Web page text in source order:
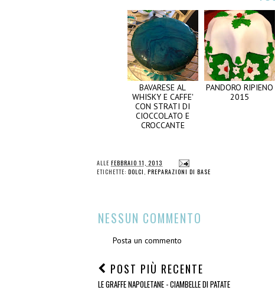
BAVARESE AL
WHISKY E CAFFE'
CON STRATI DI
CIOCCOLATO E
CROCCANTE
PANDORO RIPIENO
2015
ALLE FEBBRAIO 11, 2013
ETICHETTE: DOLCI , PREPARAZIONI DI BASE
NESSUN COMMENTO
Posta un commento
POST PIÙ RECENTE
LE GRAFFE NAPOLETANE - CIAMBELLE DI PATATE